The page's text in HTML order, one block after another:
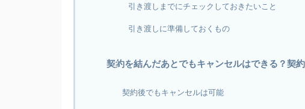
引き渡しまでにチェックしておきたいこと
引き渡しに準備しておくもの
契約を結んだあとでもキャンセルはできる？契
契約後でもキャンセルは可能